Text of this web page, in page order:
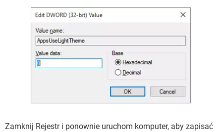
Zamknij Rejestr i ponownie uruchom komputer, aby zapisać